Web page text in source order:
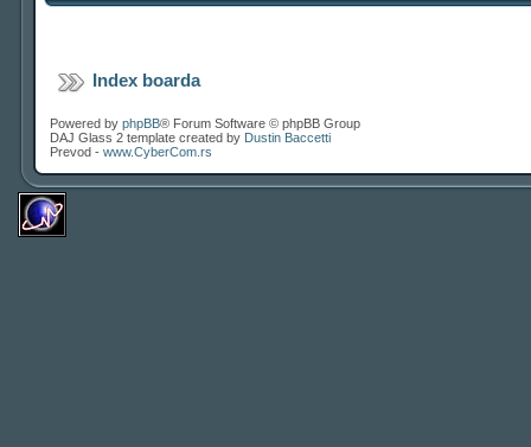
Index boarda
Powered by phpBB® Forum Software © phpBB Group
DAJ Glass 2 template created by Dustin Baccetti
Prevod - www.CyberCom.rs